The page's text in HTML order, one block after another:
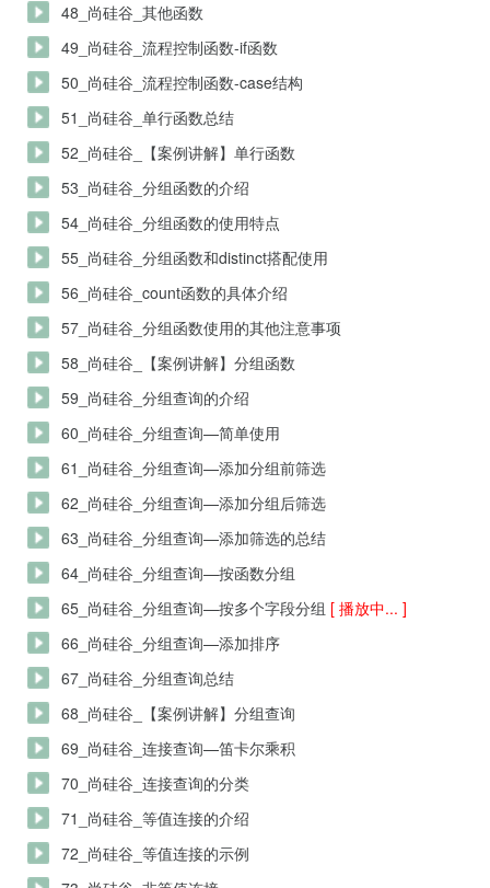
48_尚硅谷_其他函数
49_尚硅谷_流程控制函数-if函数
50_尚硅谷_流程控制函数-case结构
51_尚硅谷_单行函数总结
52_尚硅谷_【案例讲解】单行函数
53_尚硅谷_分组函数的介绍
54_尚硅谷_分组函数的使用特点
55_尚硅谷_分组函数和distinct搭配使用
56_尚硅谷_count函数的具体介绍
57_尚硅谷_分组函数使用的其他注意事项
58_尚硅谷_【案例讲解】分组函数
59_尚硅谷_分组查询的介绍
60_尚硅谷_分组查询—简单使用
61_尚硅谷_分组查询—添加分组前筛选
62_尚硅谷_分组查询—添加分组后筛选
63_尚硅谷_分组查询—添加筛选的总结
64_尚硅谷_分组查询—按函数分组
65_尚硅谷_分组查询—按多个字段分组 [ 播放中... ]
66_尚硅谷_分组查询—添加排序
67_尚硅谷_分组查询总结
68_尚硅谷_【案例讲解】分组查询
69_尚硅谷_连接查询—笛卡尔乘积
70_尚硅谷_连接查询的分类
71_尚硅谷_等值连接的介绍
72_尚硅谷_等值连接的示例